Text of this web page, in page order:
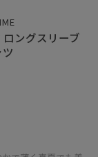
ロングスリーブ